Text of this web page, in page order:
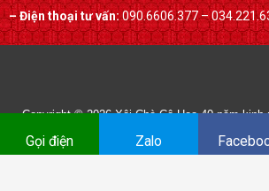
– Điện thoại tư vấn:090.6606.377 –
Copyright © 2026Xôi Chè Cô Hoa 40 năm kinh
xoichecohoa.com
Gọi điện Zalo